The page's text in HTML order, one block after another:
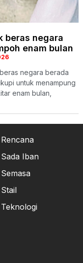
beras negara
enam bulan
negara berada
untuk menampung
enam bulan,
Rencana
Sada Iban
Semasa
Stail
Teknologi